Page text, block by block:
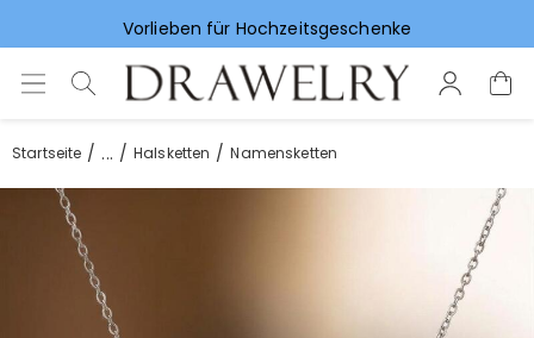
Vorlieben für Hochzeitsgeschenke
Startseite ... Halsketten Namensketten